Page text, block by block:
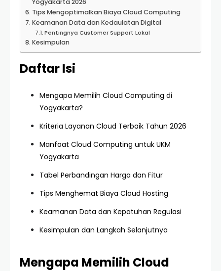
Yogyakarta 2026
Tips Mengoptimalkan Biaya Cloud Computing
Keamanan Data dan Kedaulatan Digital
Pentingnya Customer Support Lokal
Kesimpulan
Daftar Isi
Mengapa Memilih Cloud Computing di
Yogyakarta?
Kriteria Layanan Cloud Terbaik Tahun 2026
Manfaat Cloud Computing untuk UKM
Yogyakarta
Tabel Perbandingan Harga dan Fitur
Tips Menghemat Biaya Cloud Hosting
Keamanan Data dan Kepatuhan Regulasi
Kesimpulan dan Langkah Selanjutnya
Mengapa Memilih Cloud